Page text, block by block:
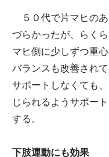
５０代で片マヒのあ
づらかったが、らく
マヒ側に少しずつ重
バランスも改善され
サポートしなくても
じられるようサポー
する。
下肢運動にも効果